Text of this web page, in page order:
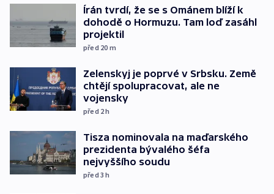
Írán tvrdí, že se s Ománem blíží k
dohodě o Hormuzu. Tam loď zasáhl
projektil
před 20 m
Zelenskyj je poprvé v Srbsku. Země
chtějí spolupracovat, ale ne
vojensky
před 2h
Tisza nominovala na maďarského
prezidenta bývalého šéfa
nejvyššího soudu
před 3h